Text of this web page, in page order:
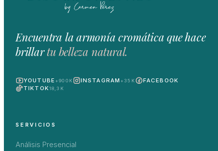
Encuentra la armonía cromática que hace
brillartu belleza natural.
YOUTUBE +900K INSTAGRAM +35K
FACEBOOK
TIKTOK18,3K
SERVICIOS
Análisis Presencial